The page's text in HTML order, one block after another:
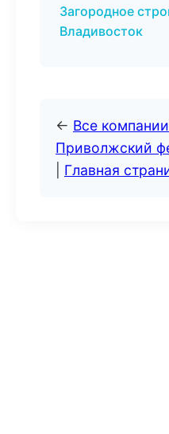
Загородное
Владивосток
← Все
Приволжский
Главная